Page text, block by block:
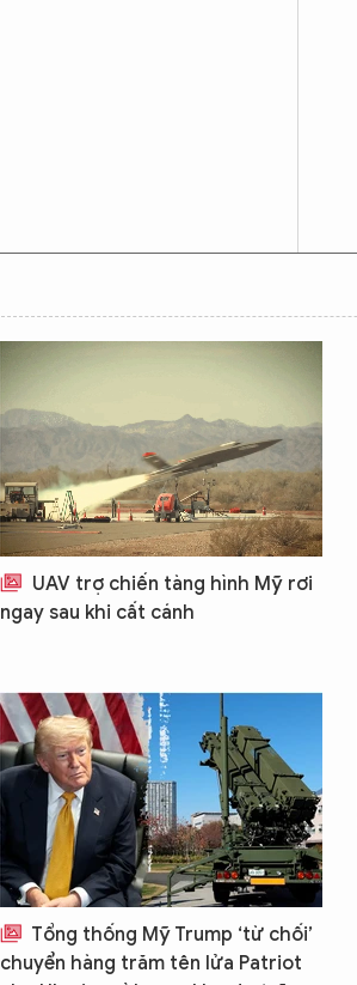
UAV trợ chiến tàng hình Mỹ rơi
ngay sau khi cất cánh
Tổng thống Mỹ Trump ‘từ chối’
chuyển hàng trăm tên lửa Patriot